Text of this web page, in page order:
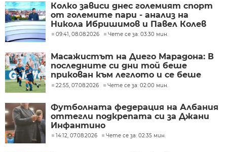
Колко зависи днес големият спорт
от големите пари - анализ на
Никола Ибришимов и Павел Колев
09:41, 08.08.2026 Чете се за: 03:30 мин.
Масажистът на Диего Марадона: В
последните си дни той беше
прикован към леглото и се беше
предал
22:55, 07.08.2026 Чете се за: 02:00 мин.
Футболната федерация на Албания
оттегли подкрепата си за Джани
Инфантино
14:12, 07.08.2026 Чете се за: 02:35 мин.